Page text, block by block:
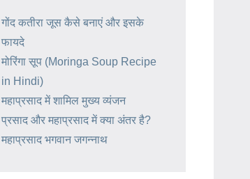
गोंद कतीरा जूस कैसे बनाएं और इसके
फायदे
मोरिंगा सूप (Moringa Soup Recipe
in Hindi)
महाप्रसाद में शामिल मुख्य व्यंजन
प्रसाद और महाप्रसाद में क्या अंतर है?
महाप्रसाद भगवान जगन्नाथ